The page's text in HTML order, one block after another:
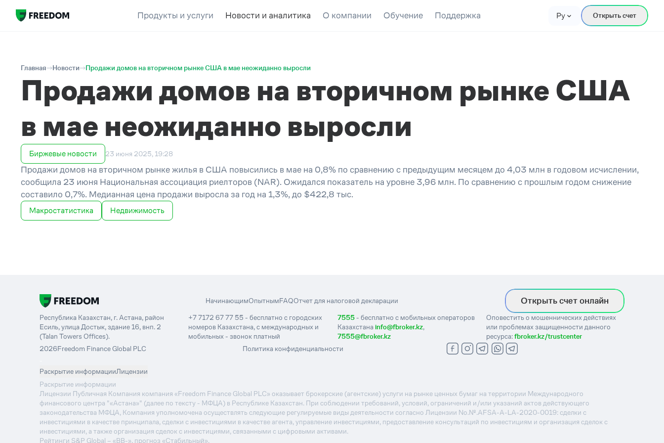
Продукты и услуги Новости и аналитика О компании Обучение Поддержка Ру Открыть счет
Главная Новости Продажи домов на вторичном рынке США в мае неожиданно выросли
Продажи домов на вторичном рынке США
в мае неожиданно выросли
Биржевые новости 23 июня 2025, 19:28
Продажи домов на вторичном рынке жилья в США повысились в мае на 0,8% по сравнению с предыдущим месяцем до 4,03 млн в годовом исчислении,
сообщила 23 июня Национальная ассоциация риелторов (NAR). Ожидался показатель на уровне 3,96 млн. По сравнению с прошлым годом снижение
составило 0,7%. Медианная цена продажи выросла за год на 1,3%, до $422,8 тыс.
Макростатистика Недвижимость
НачинающимОпытнымFAQОтчет для налоговой декларации Открыть счет онлайн
Республика Казахстан, г. Астана, район
Есиль, улица Достык, здание 16, внп. 2
(Talan Towers Offices).
+7 7172 67 77 55 - бесплатно с городских
номеров Казахстана, с международных и
мобильных - звонок платный
7555- бесплатно с мобильных операторов
Казахстанаinfo@fbroker.kz,
7555@fbroker.kz
Оповестить о мошеннических действиях
или проблемах защищенности данного
ресурса:fbroker.kz/trustcenter
2026Freedom Finance Global PLC
Политика конфиденциальности
Раскрытие информацииЛицензии
Раскрытие информации
Лицензии Публичная Компания компания «Freedom Finance Global PLC» оказывает брокерские (агентские) услуги на рынке ценных бумаг на территории Международного
финансового центра "«Астана»" (далее по тексту - МФЦА) в Республике Казахстан. При соблюдении требований, условий, ограничений и/или указаний актов действующего
законодательства МФЦА, Компания уполномочена осуществлять следующие регулируемые виды деятельности согласно Лицензии No.№.AFSA-A-LA-2020-0019: сделки с
инвестициями в качестве принципала, сделки с инвестициями в качестве агента, управление инвестициями, предоставление консультаций по инвестициям и организация сделок с
инвестициями, а также организация сделок с инвестициями, связанными с цифровыми активами.
Рейтинги S&P Global – «BB-», прогноз «Стабильный».